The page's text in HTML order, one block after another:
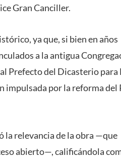
Gran Canciller.
ya que, si bien en años
a la antigua
Prefecto del Dicasterio para
impulsada por la reforma del
la relevancia de la obra —que
abierto—, calificándola